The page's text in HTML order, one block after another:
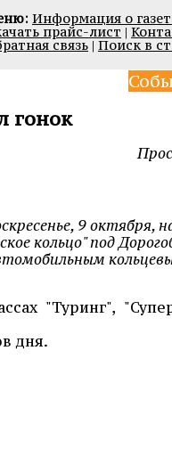
Информация о
прайс-лист |
связь | Поиск в
гонок
9 октября,
кольцо" под
"Туринг",
дня.